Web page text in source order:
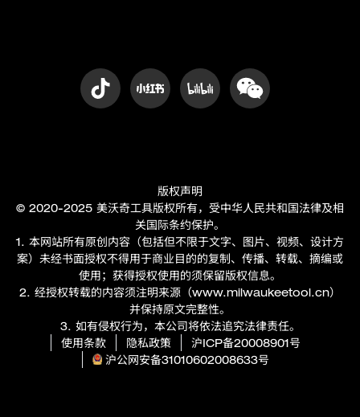
版权声明
© 2020-2025 美沃奇工具版权所有，受中华人民共和国法律及相
关国际条约保护。
1. 本网站所有原创内容（包括但不限于文字、图片、视频、设计方
案）未经书面授权不得用于商业目的的复制、传播、转载、摘编或
使用；获得授权使用的须保留版权信息。
2. 经授权转载的内容须注明来源（www.milwaukeetool.cn）
并保持原文完整性。
3. 如有侵权行为，本公司将依法追究法律责任。
使用条款
隐私政策
沪ICP备20008901号
沪公网安备31010602008633号